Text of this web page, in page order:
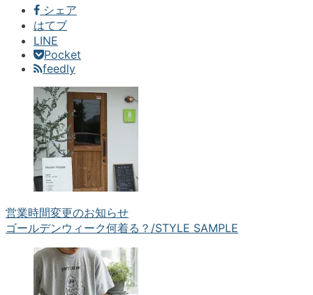
シェア
はてブ
LINE
Pocket
feedly
営業時間変更のお知らせ
ゴールデンウィーク何着る？/STYLE SAMPLE